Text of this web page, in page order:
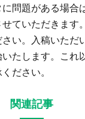
問題がある場合
ていただきます
い。入稿いただ
たします。これ
ださい。
関連記事